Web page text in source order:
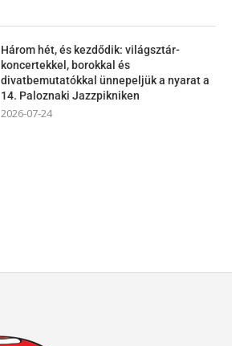
Három hét, és kezdődik: világsztár-
koncertekkel, borokkal és
divatbemutatókkal ünnepeljük a nyarat a
14. Paloznaki Jazzpikniken
2026-07-24